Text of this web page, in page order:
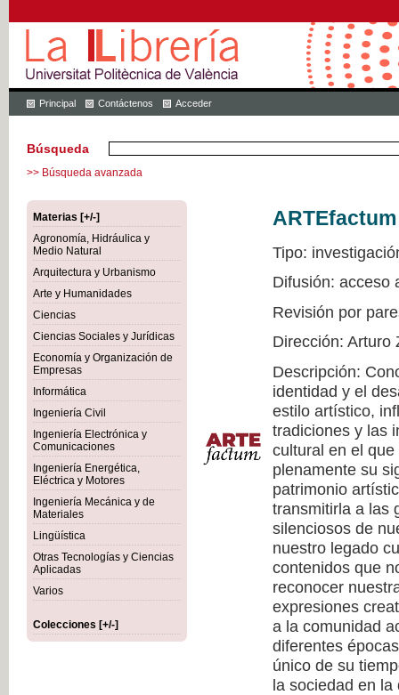
Principal Contáctenos Acceder
Búsqueda
>> Búsqueda avanzada
Materias [+/-]
Agronomía, Hidráulica y
Medio Natural
Arquitectura y Urbanismo
Arte y Humanidades
Ciencias
Ciencias Sociales y Jurídicas
Economía y Organización de
Empresas
Informática
Ingeniería Civil
Ingeniería Electrónica y
Comunicaciones
Ingeniería Energética,
Eléctrica y Motores
Ingeniería Mecánica y de
Materiales
Lingüística
Otras Tecnologías y Ciencias
Aplicadas
Varios
Colecciones [+/-]
ARTEfactum
Tipo:
Difusión: acceso
Revisión por
Dirección: Arturo
Descripción:
identidad y el
estilo artístico,
tradiciones y las
cultural en el
plenamente su
patrimonio
transmitirla a las
silenciosos de
nuestro legado
contenidos que
reconocer
expresiones
a la comunidad
diferentes
único de su
la sociedad en la